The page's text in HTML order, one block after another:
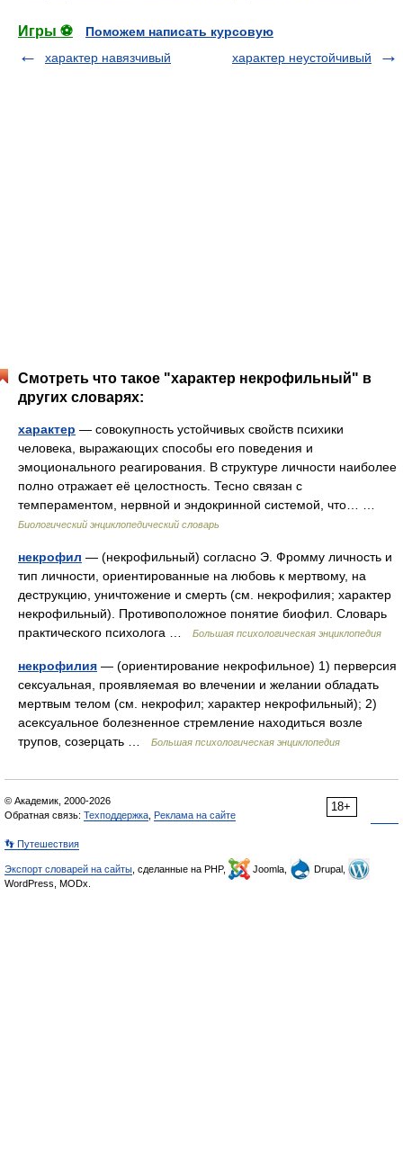
Игры ⚽
Поможем написать курсовую
характер навязчивый
характер неустойчивый
Смотреть что такое "характер некрофильный" в
других словарях:
характер — совокупность устойчивых свойств психики
человека, выражающих способы его поведения и
эмоционального реагирования. В структуре личности наиболее
полно отражает её целостность. Тесно связан с
темпераментом, нервной и эндокринной системой, что… …
Биологический энциклопедический словарь
некрофил — (некрофильный) согласно Э. Фромму личность и
тип личности, ориентированные на любовь к мертвому, на
деструкцию, уничтожение и смерть (см. некрофилия; характер
некрофильный). Противоположное понятие биофил. Словарь
практического психолога …
Большая психологическая энциклопедия
некрофилия — (ориентирование некрофильное) 1) перверсия
сексуальная, проявляемая во влечении и желании обладать
мертвым телом (см. некрофил; характер некрофильный); 2)
асексуальное болезненное стремление находиться возле
трупов, созерцать …
Большая психологическая энциклопедия
18+
© Академик, 2000-2026
Обратная связь: Техподдержка Реклама на сайте
👣 Путешествия
Экспорт словарей на сайты , сделанные на PHP, Joomla,
Drupal,
WordPress, MODx.